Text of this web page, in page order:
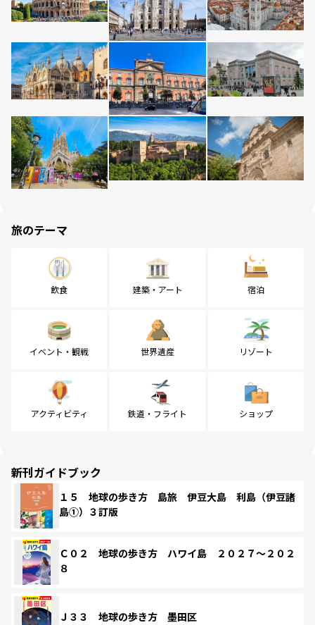
旅のテーマ
飲食 建築・アート 宿泊
イベント・観戦 世界遺産 リゾート
アクティビティ 鉄道・フライト ショップ
新刊ガイドブック
１５ 地球の歩き方 島旅 伊豆大島 利島（伊豆諸
島①）３訂版
Ｃ０２ 地球の歩き方 ハワイ島 ２０２７～２０２
８
Ｊ３３ 地球の歩き方 墨田区